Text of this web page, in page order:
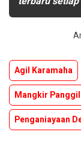
Agil Karamaha
Mangkir
Penganiayaan